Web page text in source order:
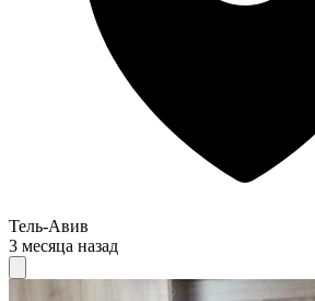
Тель-Авив
3 месяца назад